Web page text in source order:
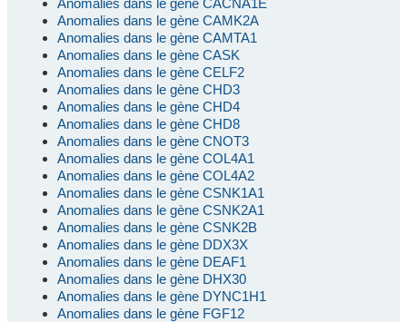
Anomalies dans le gène CACNA1E
Anomalies dans le gène CAMK2A
Anomalies dans le gène CAMTA1
Anomalies dans le gène CASK
Anomalies dans le gène CELF2
Anomalies dans le gène CHD3
Anomalies dans le gène CHD4
Anomalies dans le gène CHD8
Anomalies dans le gène CNOT3
Anomalies dans le gène COL4A1
Anomalies dans le gène COL4A2
Anomalies dans le gène CSNK1A1
Anomalies dans le gène CSNK2A1
Anomalies dans le gène CSNK2B
Anomalies dans le gène DDX3X
Anomalies dans le gène DEAF1
Anomalies dans le gène DHX30
Anomalies dans le gène DYNC1H1
Anomalies dans le gène FGF12